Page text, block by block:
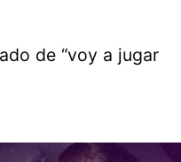
de “voy a jugar